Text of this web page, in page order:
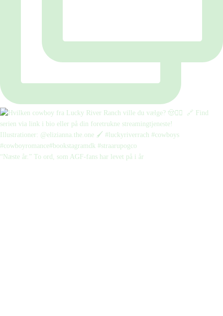
“Næste år.” To ord, som AGF-fans har levet på i år